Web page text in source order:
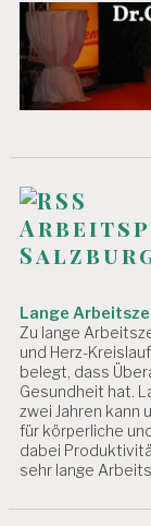
E
R
B
T
N
A
G
E
N
T
M
A
N
A
G
E
Lange
Zu lange
und Herz-
belegt, dass
Gesundheit hat.
zwei Jahren kann
für körperliche
dabei
sehr lange